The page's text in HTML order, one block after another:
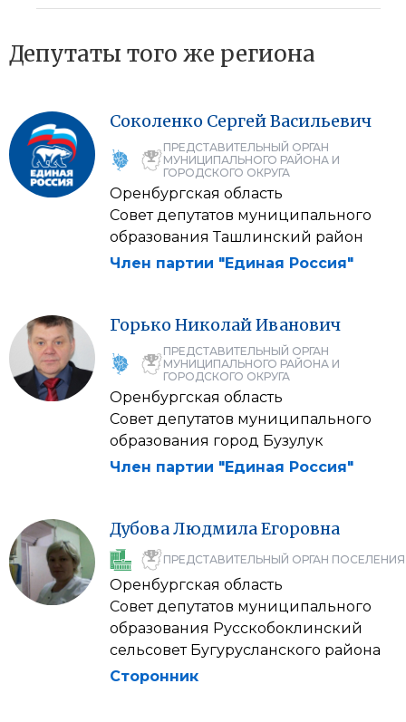
Депутаты того же региона
Соколенко СергейВасильевич
ПРЕДСТАВИТЕЛЬНЫЙ ОРГАН
МУНИЦИПАЛЬНОГО РАЙОНА И
ГОРОДСКОГО ОКРУГА
Оренбургская область
Совет депутатов муниципального
образования Ташлинский район
Член партии "Единая Россия"
Горько НиколайИванович
ПРЕДСТАВИТЕЛЬНЫЙ ОРГАН
МУНИЦИПАЛЬНОГО РАЙОНА И
ГОРОДСКОГО ОКРУГА
Оренбургская область
Совет депутатов муниципального
образования город Бузулук
Член партии "Единая Россия"
ДубоваЛюдмилаЕгоровна
ПРЕДСТАВИТЕЛЬНЫЙ ОРГАН ПОСЕЛЕНИЯ
Оренбургская область
Совет депутатов муниципального
образования Русскобоклинский
сельсовет Бугурусланского района
Сторонник